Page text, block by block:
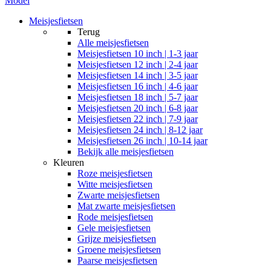
Meisjesfietsen
Terug
Alle meisjesfietsen
Meisjesfietsen 10 inch | 1-3 jaar
Meisjesfietsen 12 inch | 2-4 jaar
Meisjesfietsen 14 inch | 3-5 jaar
Meisjesfietsen 16 inch | 4-6 jaar
Meisjesfietsen 18 inch | 5-7 jaar
Meisjesfietsen 20 inch | 6-8 jaar
Meisjesfietsen 22 inch | 7-9 jaar
Meisjesfietsen 24 inch | 8-12 jaar
Meisjesfietsen 26 inch | 10-14 jaar
Bekijk alle meisjesfietsen
Kleuren
Roze meisjesfietsen
Witte meisjesfietsen
Zwarte meisjesfietsen
Mat zwarte meisjesfietsen
Rode meisjesfietsen
Gele meisjesfietsen
Grijze meisjesfietsen
Groene meisjesfietsen
Paarse meisjesfietsen